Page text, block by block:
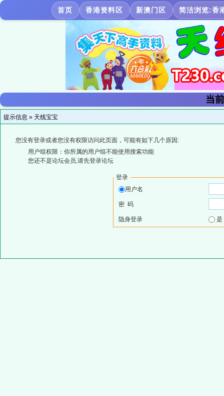
首页 香港资料区 新澳门区 简洁浏览:香
当
提示信息 » 天线宝宝
您没有登录或者您没有权限访问此页面，可能有如下几个原因:
用户组权限：你所属的用户组不能使用搜索功能
您还不是论坛会员,请先登录论坛
登录
用户名
密 码
隐身登录